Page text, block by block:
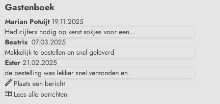
Gastenboek
Marian Potuijt 19.11.2025
Had cijfers nodig op kerst sokjes voor een...
Beatrix 07.03.2025
Makkelijk te bestellen en snel geleverd
Ester 21.02.2025
de bestelling was lekker snel verzonden en...
Plaats een bericht
Lees alle berichten